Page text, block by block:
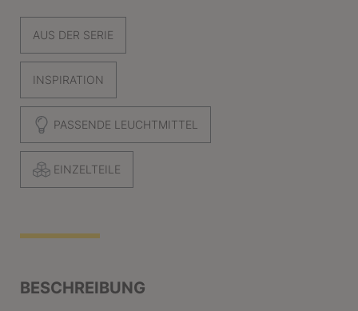
AUS DER SERIE
INSPIRATION
PASSENDE LEUCHTMITTEL
EINZELTEILE
BESCHREIBUNG